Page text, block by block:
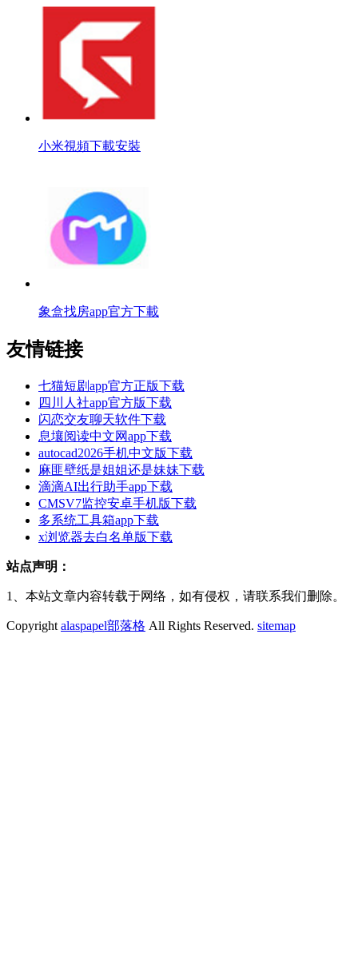
小米視頻下載安裝
象盒找房app官方下載
友情链接
七猫短剧app官方正版下载
四川人社app官方版下载
闪恋交友聊天软件下载
息壤阅读中文网app下载
autocad2026手机中文版下载
麻匪壁纸是姐姐还是妹妹下载
滴滴AI出行助手app下载
CMSV7监控安卓手机版下载
多系统工具箱app下载
x浏览器去白名单版下载
站点声明：
1、本站文章内容转载于网络，如有侵权，请联系我们删除。
Copyright alaspapel部落格 All Rights Reserved. sitemap